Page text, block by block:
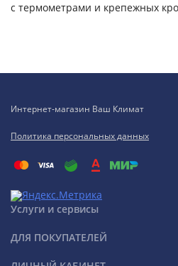
с термометрами и крепежных
Интернет-магазин Ваш Климат
Политика персональных данных
Услуги и сервисы
ДЛЯ ПОКУПАТЕЛЕЙ